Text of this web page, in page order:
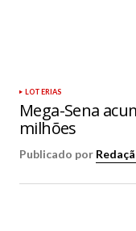
LOTERIAS
Mega-Sena
milhões
Publicado por